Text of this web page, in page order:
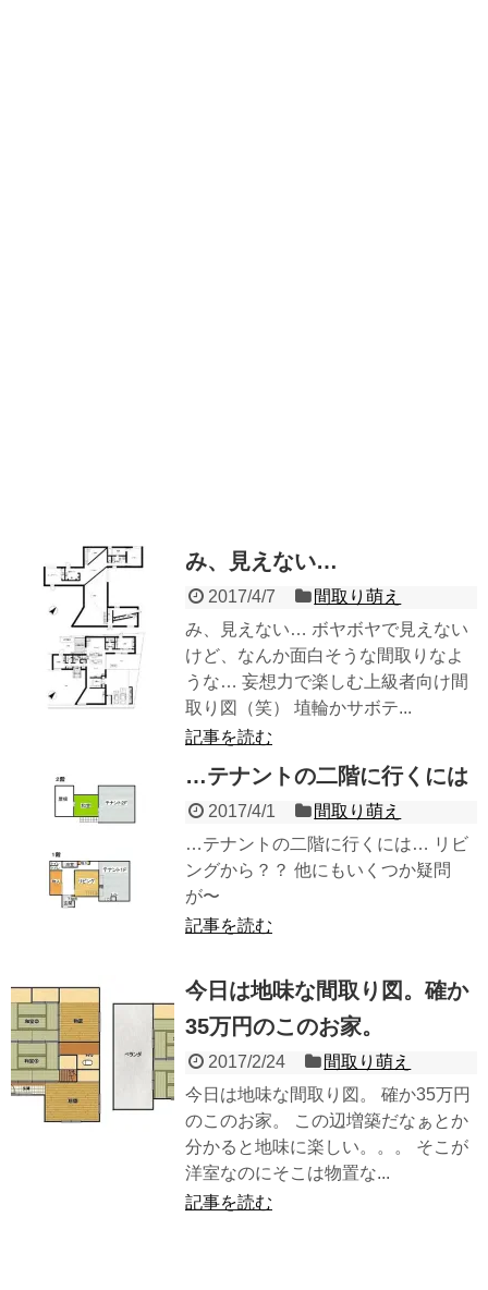
み、見えない…
2017/4/7
間取り萌え
み、見えない… ボヤボヤで見えない
けど、なんか面白そうな間取りなよ
うな… 妄想力で楽しむ上級者向け間
取り図（笑） 埴輪かサボテ...
記事を読む
…テナントの二階に行くには
2017/4/1
間取り萌え
…テナントの二階に行くには… リビ
ングから？？ 他にもいくつか疑問
が〜
記事を読む
今日は地味な間取り図。確か
35万円のこのお家。
2017/2/24
間取り萌え
今日は地味な間取り図。 確か35万円
のこのお家。 この辺増築だなぁとか
分かると地味に楽しい。。。 そこが
洋室なのにそこは物置な...
記事を読む